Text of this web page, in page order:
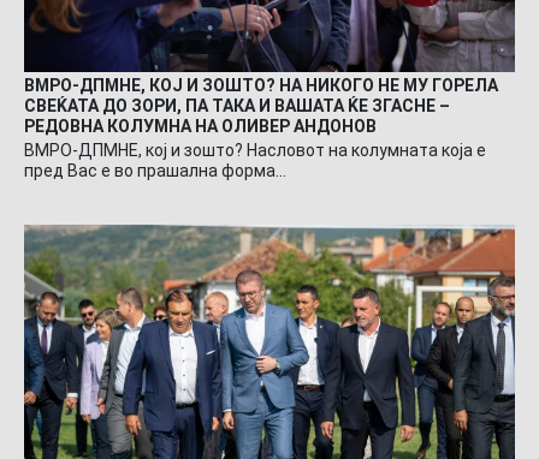
ВМРО-ДПМНЕ, КОЈ И ЗОШТО? НА НИКОГО НЕ МУ ГОРЕЛА
СВЕЌАТА ДО ЗОРИ, ПА ТАКА И ВАШАТА ЌЕ ЗГАСНЕ –
РЕДОВНА КОЛУМНА НА ОЛИВЕР АНДОНОВ
ВМРО-ДПМНЕ, кој и зошто? Насловот на колумната која е
пред Вас е во прашална форма…